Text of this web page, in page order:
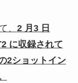
、 2 月3 日
に収録されて
2ショットイン